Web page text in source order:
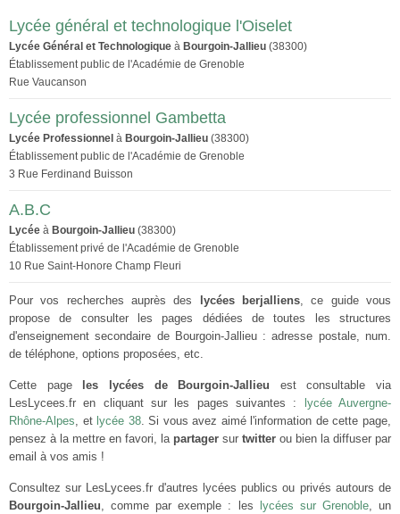
Lycée général et technologique l'Oiselet
Lycée Général et Technologique à Bourgoin-Jallieu (38300)
Établissement public de l'Académie de Grenoble
Rue Vaucanson
Lycée professionnel Gambetta
Lycée Professionnel à Bourgoin-Jallieu (38300)
Établissement public de l'Académie de Grenoble
3 Rue Ferdinand Buisson
A.B.C
Lycée à Bourgoin-Jallieu (38300)
Établissement privé de l'Académie de Grenoble
10 Rue Saint-Honore Champ Fleuri
Pour vos recherches auprès des lycées berjalliens, ce guide vous
propose de consulter les pages dédiées de toutes les structures
d'enseignement secondaire de Bourgoin-Jallieu : adresse postale, num.
de téléphone, options proposées, etc.
Cette page les lycées de Bourgoin-Jallieu est consultable via
LesLycees.fr en cliquant sur les pages suivantes :
lycée Auvergne-
Rhône-Alpes, et lycée 38. Si vous avez aimé l'information de cette page,
pensez à la mettre en favori, la partager sur twitter ou bien la diffuser par
email à vos amis !
Consultez sur LesLycees.fr d'autres lycées publics ou privés autours de
Bourgoin-Jallieu, comme par exemple : les lycées sur Grenoble, un